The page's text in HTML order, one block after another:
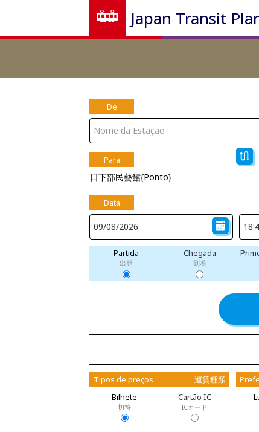
Japan Transit
De
Para
日下部民藝館{Ponto}
Data
Partida
出発
Chegada
到着
Tipos de preços
運賃種類
Bilhete
切符
Cartão IC
ICカード